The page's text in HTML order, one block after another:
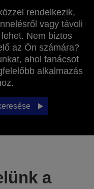
rendelkezik,
vagy távoli
Nem biztos
az Ön számára?
ahol tanácsot
alkalmazás
a